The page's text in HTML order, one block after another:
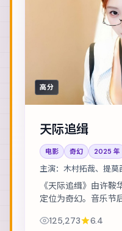
高分
天际追缉
电影 奇幻 2025 年
主演： 木村拓哉、提莫
镁 等
《天际追缉》由许
定位为奇幻。音乐节
梅、凯特·布兰切特
125,273 6.4